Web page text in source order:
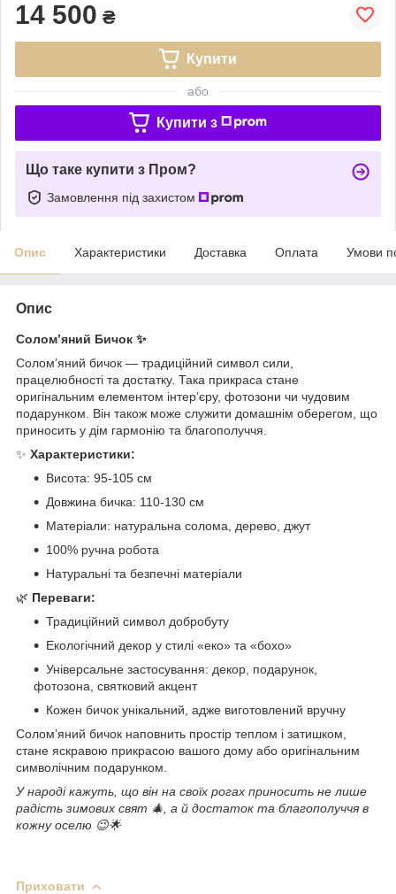
14 500 ₴
Купити
або
Купити з
Що таке купити з Пром?
Замовлення під захистом
Опис Характеристики Доставка Оплата Умови
Опис
Солом’яний Бичок ✨
Солом’яний бичок — традиційний символ сили,
працелюбності та достатку. Така прикраса стане
оригінальним елементом інтер’єру, фотозони чи чудовим
подарунком. Він також може служити домашнім оберегом, що
приносить у дім гармонію та благополуччя.
✨ Характеристики:
Висота: 95-105 см
Довжина бичка: 110-130 см
Матеріали: натуральна солома, дерево, джут
100% ручна робота
Натуральні та безпечні матеріали
🌿 Переваги:
Традиційний символ добробуту
Екологічний декор у стилі «еко» та «бохо»
Універсальне застосування: декор, подарунок,
фотозона, святковий акцент
Кожен бичок унікальний, адже виготовлений вручну
Солом’яний бичок наповнить простір теплом і затишком,
стане яскравою прикрасою вашого дому або оригінальним
символічним подарунком.
У народі кажуть, що він на своїх рогах приносить не лише
радість зимових свят 🎄, а й достаток та благополуччя в
кожну оселю 😉🌟
Приховати